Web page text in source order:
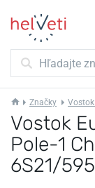
Značky
Vostok
Pole-1
6S21/